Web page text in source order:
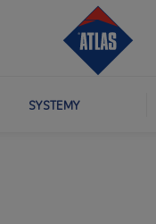
SYSTEMY